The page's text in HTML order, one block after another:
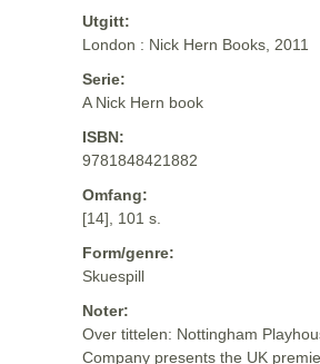
Utgitt:
London : Nick Hern Books, 2011
Serie:
A Nick Hern book
ISBN:
9781848421882
Omfang:
[14], 101 s.
Form/genre:
Skuespill
Noter:
Over tittelen: Nottingham
Company presents the UK